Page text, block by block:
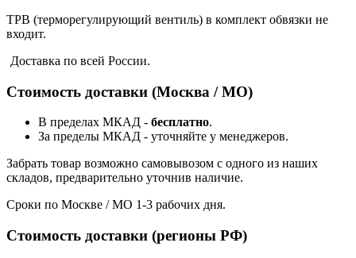
ТРВ (терморегулирующий вентиль) в комплект обвязки не
входит.
Доставка по всей России.
Стоимость доставки (Москва / МО)
В пределах МКАД - бесплатно.
За пределы МКАД - уточняйте у менеджеров.
Забрать товар возможно самовывозом с одного из наших
складов, предварительно уточнив наличие.
Сроки по Москве / МО 1-3 рабочих дня.
Стоимость доставки (регионы РФ)